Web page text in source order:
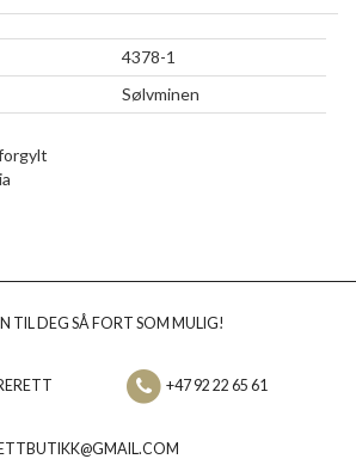
4378-1
Sølvminen
TIL DEG SÅ FORT SOM MULIG!
+47 92 22 65 61